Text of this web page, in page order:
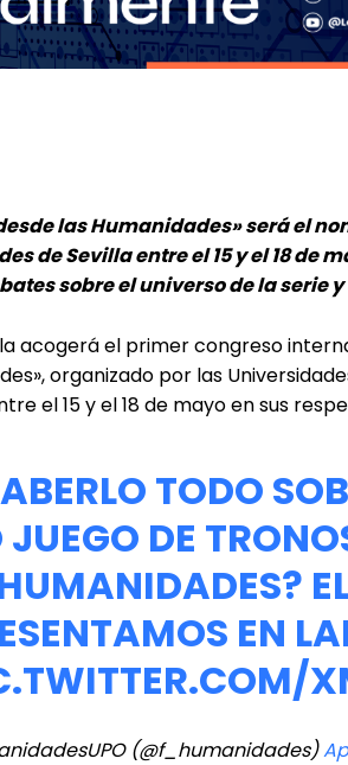
las Humanidades» será el
de Sevilla entre el 15 y el 18 de
sobre el universo de la serie
acogerá el primer congreso
organizado por las
el 15 y el 18 de mayo en sus
TODO
DE
EN
(@f_humanidades)